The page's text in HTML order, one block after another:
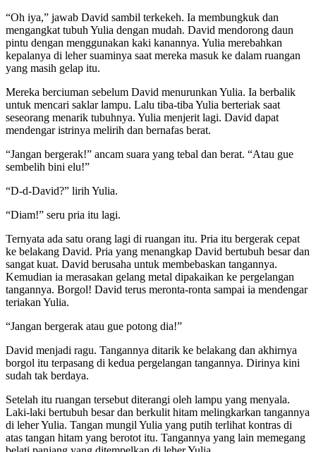
“Oh iya,” jawab David sambil terkekeh. Ia membungkuk dan
mengangkat tubuh Yulia dengan mudah. David mendorong daun
pintu dengan menggunakan kaki kanannya. Yulia merebahkan
kepalanya di leher suaminya saat mereka masuk ke dalam ruangan
yang masih gelap itu.
Mereka berciuman sebelum David menurunkan Yulia. Ia berbalik
untuk mencari saklar lampu. Lalu tiba-tiba Yulia berteriak saat
seseorang menarik tubuhnya. Yulia menjerit lagi. David dapat
mendengar istrinya melirih dan bernafas berat.
“Jangan bergerak!” ancam suara yang tebal dan berat. “Atau gue
sembelih bini elu!”
“D-d-David?” lirih Yulia.
“Diam!” seru pria itu lagi.
Ternyata ada satu orang lagi di ruangan itu. Pria itu bergerak cepat
ke belakang David. Pria yang menangkap David bertubuh besar dan
sangat kuat. David berusaha untuk membebaskan tangannya.
Kemudian ia merasakan gelang metal dipakaikan ke pergelangan
tangannya. Borgol! David terus meronta-ronta sampai ia mendengar
teriakan Yulia.
“Jangan bergerak atau gue potong dia!”
David menjadi ragu. Tangannya ditarik ke belakang dan akhirnya
borgol itu terpasang di kedua pergelangan tangannya. Dirinya kini
sudah tak berdaya.
Setelah itu ruangan tersebut diterangi oleh lampu yang menyala.
Laki-laki bertubuh besar dan berkulit hitam melingkarkan tangannya
di leher Yulia. Tangan mungil Yulia yang putih terlihat kontras di
atas tangan hitam yang berotot itu. Tangannya yang lain memegang